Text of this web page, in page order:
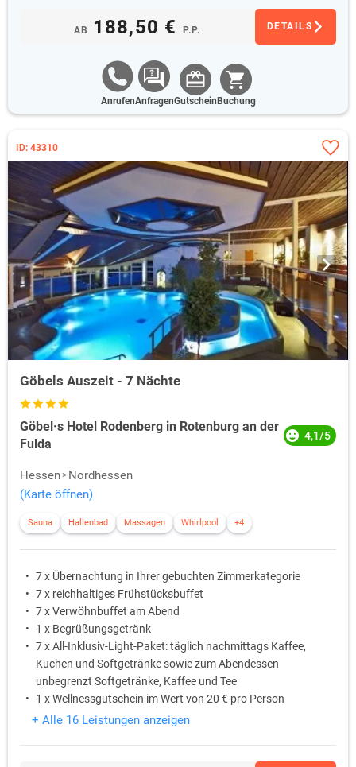
AB 188,50 € P.P. DETAILS
AnrufenAnfragenGutschein Buchung
ID: 43310
Göbels Auszeit - 7 Nächte
Göbel·s Hotel Rodenberg in Rotenburg an der
Fulda
4,1/5
Hessen
Nordhessen
(Karte öffnen)
Sauna Hallenbad Massagen Whirlpool +4
7 x Übernachtung in Ihrer gebuchten Zimmerkategorie
7 x reichhaltiges Frühstücksbuffet
7 x Verwöhnbuffet am Abend
1 x Begrüßungsgetränk
7 x All-Inklusiv-Light-Paket: täglich nachmittags Kaffee,
Kuchen und Softgetränke sowie zum Abendessen
unbegrenzt Softgetränke, Kaffee und Tee
1 x Wellnessgutschein im Wert von 20 € pro Person
+ Alle 16 Leistungen anzeigen